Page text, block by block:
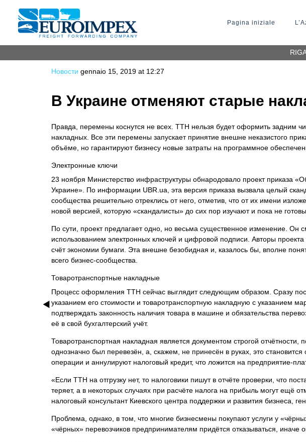
Pagina iniziale
Новости gennaio 15, 2019 at 12:27
В Украине отменяют старые
Правда, перемены коснутся не всех. ТТН нельзя будет оформить задним
накладных. Все эти перемены запускает принятие внешне неказистого
объёме, но гарантируют бизнесу новые затраты на программное
Электронные ключи
23 ноября Министерство инфраструктуры обнародовало проект приказа
Украине». По информации UBR.ua, эта версия приказа вызвала целый
сообщества решительно отреклись от него, отметив, что от их имени
новой версией, которую «скандалисты» до сих пор изучают и пока не
По сути, проект предлагает одно, но весьма существенное изменение.
использованием электронных ключей и цифровой подписи. Авторы проекта
счёт экономии бумаги. Эта внешне безобидная и, казалось бы, вполне
всего бизнес-сообщества.
Товаротранспортные накладные
Процесс оформления ТТН сейчас выглядит следующим образом. Сразу
указанием его стоимости и товаротранспортную накладную с указанием
подтверждать законность наличия товара в машине и обязательства
её в свой бухгалтерский учёт.
Товаротранспортная накладная является документом строгой
однозначно был перевезён, а, скажем, не принесён в руках, это
операции и аннулируют налоговый кредит, что ложится на предприятие-
«Если ТТН на отгрузку нет, то налоговики пишут в отчёте проверки, что
теряет, а в некоторых случаях при расчёте налога на прибыль могут ещё
налоговый консультант Киевского центра поддержки и развития бизнеса,
Проблема, однако, в том, что многие бизнесмены покупают услуги у
«чёрных» перевозчиков предпринимателям придётся отказываться, иначе